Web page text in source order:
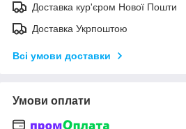
Доставка кур'єром Нової Пошти
Доставка Укрпоштою
Всі умови доставки
Умови оплати